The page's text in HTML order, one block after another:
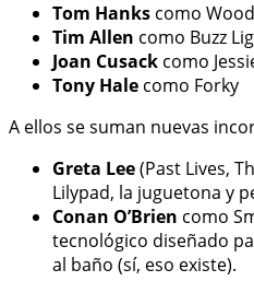
Tom Hanks como
Tim Allen como Buzz
Joan Cusack como
Tony Hale como Forky
A ellos se suman nuevas
Greta Lee(Past Lives,
Lilypad, la juguetona y
Conan O’Brien como
tecnológico diseñado
al baño (sí, eso existe).